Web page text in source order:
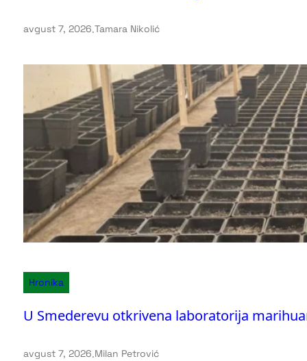
avgust 7, 2026.Tamara Nikolić
Hronika
U Smederevu otkrivena laboratorija
avgust 7, 2026.Milan Petrović